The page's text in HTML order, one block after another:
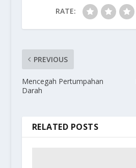
RATE:
PREVIOUS
Mencegah Pertumpahan
Darah
RELATED POSTS